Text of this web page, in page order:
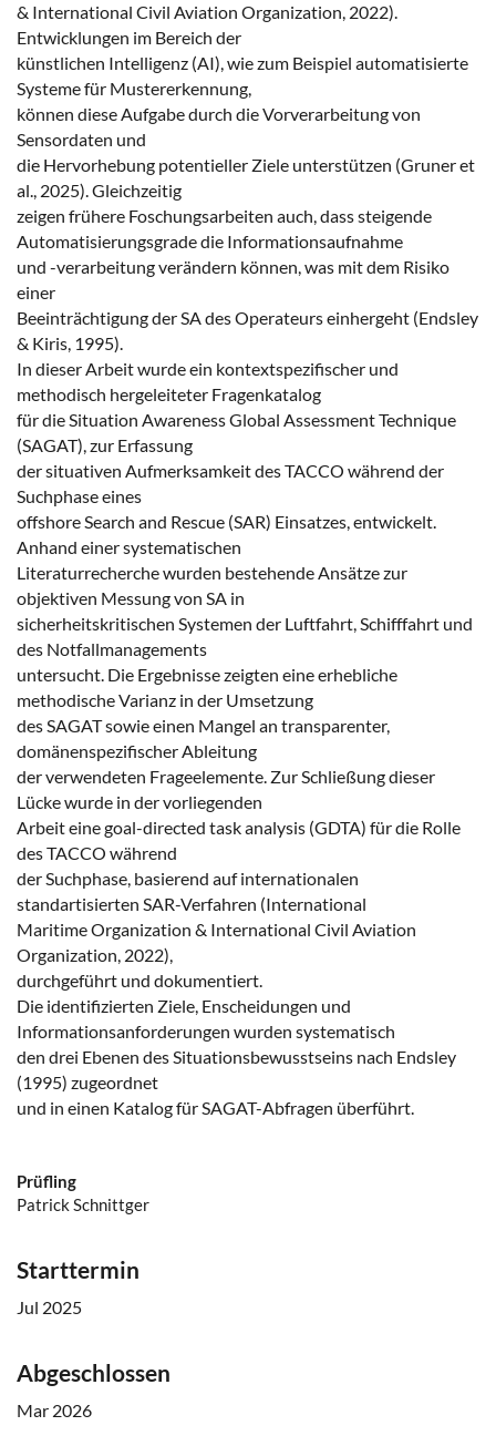
& International Civil Aviation Organization, 2022).
Entwicklungen im Bereich der
künstlichen Intelligenz (AI), wie zum Beispiel automatisierte
Systeme für Mustererkennung,
können diese Aufgabe durch die Vorverarbeitung von
Sensordaten und
die Hervorhebung potentieller Ziele unterstützen (Gruner et
al., 2025). Gleichzeitig
zeigen frühere Foschungsarbeiten auch, dass steigende
Automatisierungsgrade die Informationsaufnahme
und -verarbeitung verändern können, was mit dem Risiko
einer
Beeinträchtigung der SA des Operateurs einhergeht (Endsley
& Kiris, 1995).
In dieser Arbeit wurde ein kontextspezifischer und
methodisch hergeleiteter Fragenkatalog
für die Situation Awareness Global Assessment Technique
(SAGAT), zur Erfassung
der situativen Aufmerksamkeit des TACCO während der
Suchphase eines
offshore Search and Rescue (SAR) Einsatzes, entwickelt.
Anhand einer systematischen
Literaturrecherche wurden bestehende Ansätze zur
objektiven Messung von SA in
sicherheitskritischen Systemen der Luftfahrt, Schifffahrt und
des Notfallmanagements
untersucht. Die Ergebnisse zeigten eine erhebliche
methodische Varianz in der Umsetzung
des SAGAT sowie einen Mangel an transparenter,
domänenspezifischer Ableitung
der verwendeten Frageelemente. Zur Schließung dieser
Lücke wurde in der vorliegenden
Arbeit eine goal-directed task analysis (GDTA) für die Rolle
des TACCO während
der Suchphase, basierend auf internationalen
standartisierten SAR-Verfahren (International
Maritime Organization & International Civil Aviation
Organization, 2022),
durchgeführt und dokumentiert.
Die identifizierten Ziele, Enscheidungen und
Informationsanforderungen wurden systematisch
den drei Ebenen des Situationsbewusstseins nach Endsley
(1995) zugeordnet
und in einen Katalog für SAGAT-Abfragen überführt.
Prüfling
Patrick Schnittger
Starttermin
Jul 2025
Abgeschlossen
Mar 2026